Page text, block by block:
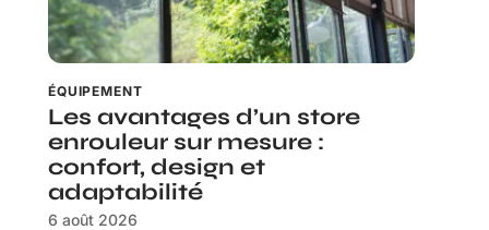
ÉQUIPEMENT
Les avantages d’un store
enrouleur sur mesure :
confort, design et
adaptabilité
6 août 2026